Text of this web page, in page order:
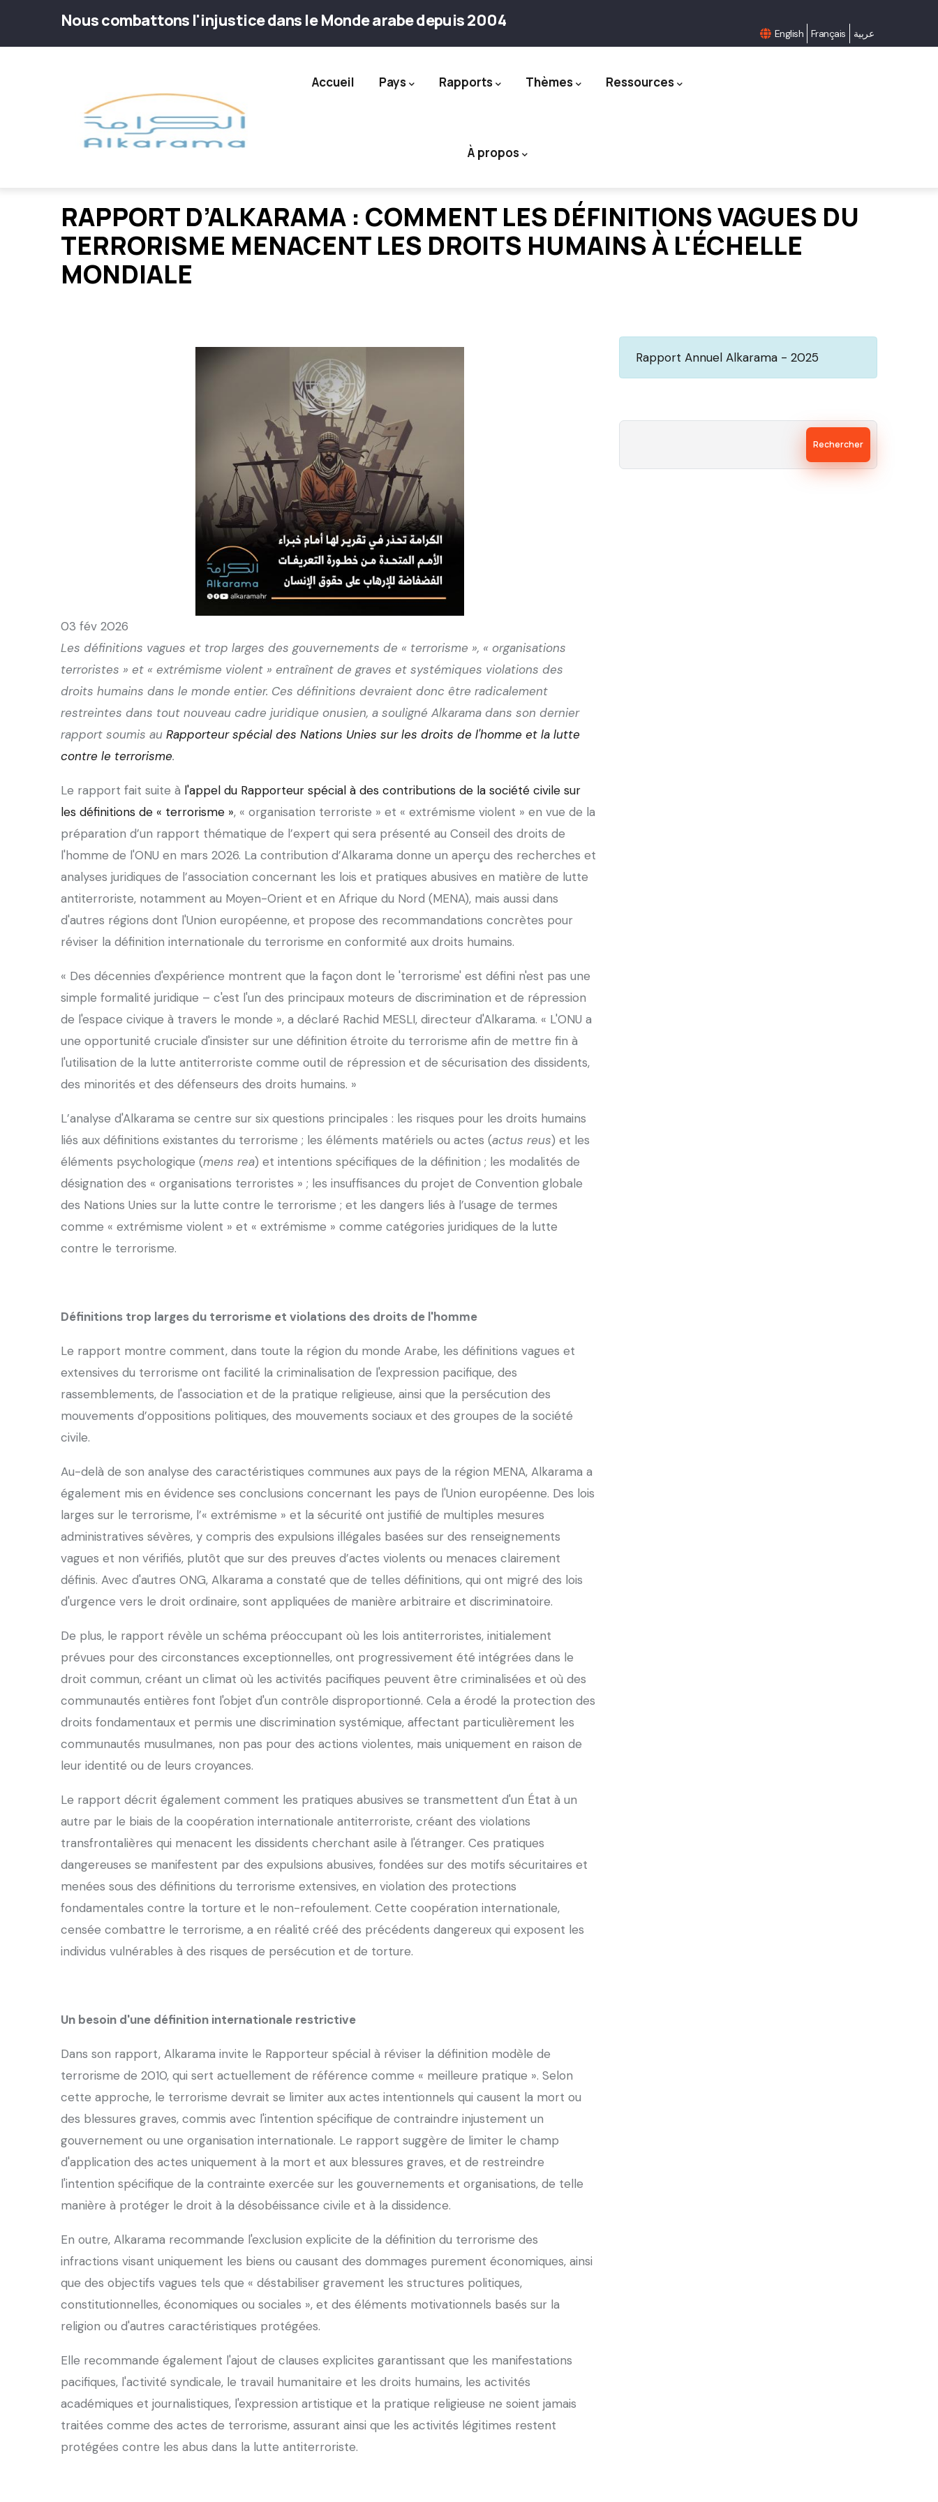
Nous combattons l'injustice dans le Monde arabe depuis 2004
English Français عربية
navigation
Accueil Pays Rapports Thèmes Ressources
À propos
RAPPORT D’ALKARAMA : COMMENT LES DÉFINITIONS VAGUES DU
TERRORISME MENACENT LES DROITS HUMAINS À L'ÉCHELLE
MONDIALE
03 fév 2026
Les définitions vagues et trop larges des gouvernements de « terrorisme », « organisations
terroristes » et « extrémisme violent » entraînent de graves et systémiques violations des
droits humains dans le monde entier. Ces définitions devraient donc être radicalement
restreintes dans tout nouveau cadre juridique onusien, a souligné Alkarama dans son dernier
rapport soumis au Rapporteur spécial des Nations Unies sur les droits de l'homme et la lutte
contre le terrorisme.
Le rapport fait suite à l'appel du Rapporteur spécial à des contributions de la société civile sur
les définitions de « terrorisme », « organisation terroriste » et « extrémisme violent » en vue de la
préparation d’un rapport thématique de l’expert qui sera présenté au Conseil des droits de
l'homme de l'ONU en mars 2026. La contribution d’Alkarama donne un aperçu des recherches et
analyses juridiques de l’association concernant les lois et pratiques abusives en matière de lutte
antiterroriste, notamment au Moyen-Orient et en Afrique du Nord (MENA), mais aussi dans
d'autres régions dont l'Union européenne, et propose des recommandations concrètes pour
réviser la définition internationale du terrorisme en conformité aux droits humains.
« Des décennies d'expérience montrent que la façon dont le 'terrorisme' est défini n'est pas une
simple formalité juridique – c'est l'un des principaux moteurs de discrimination et de répression
de l'espace civique à travers le monde », a déclaré Rachid MESLI, directeur d'Alkarama. « L'ONU a
une opportunité cruciale d'insister sur une définition étroite du terrorisme afin de mettre fin à
l'utilisation de la lutte antiterroriste comme outil de répression et de sécurisation des dissidents,
des minorités et des défenseurs des droits humains. »
L’analyse d'Alkarama se centre sur six questions principales : les risques pour les droits humains
liés aux définitions existantes du terrorisme ; les éléments matériels ou actes (actus reus) et les
éléments psychologique (mens rea) et intentions spécifiques de la définition ; les modalités de
désignation des « organisations terroristes » ; les insuffisances du projet de Convention globale
des Nations Unies sur la lutte contre le terrorisme ; et les dangers liés à l’usage de termes
comme « extrémisme violent » et « extrémisme » comme catégories juridiques de la lutte
contre le terrorisme.
Définitions trop larges du terrorisme et violations des droits de l'homme
Le rapport montre comment, dans toute la région du monde Arabe, les définitions vagues et
extensives du terrorisme ont facilité la criminalisation de l'expression pacifique, des
rassemblements, de l'association et de la pratique religieuse, ainsi que la persécution des
mouvements d’oppositions politiques, des mouvements sociaux et des groupes de la société
civile.
Au-delà de son analyse des caractéristiques communes aux pays de la région MENA, Alkarama a
également mis en évidence ses conclusions concernant les pays de l'Union européenne. Des lois
larges sur le terrorisme, l’« extrémisme » et la sécurité ont justifié de multiples mesures
administratives sévères, y compris des expulsions illégales basées sur des renseignements
vagues et non vérifiés, plutôt que sur des preuves d’actes violents ou menaces clairement
définis. Avec d'autres ONG, Alkarama a constaté que de telles définitions, qui ont migré des lois
d'urgence vers le droit ordinaire, sont appliquées de manière arbitraire et discriminatoire.
De plus, le rapport révèle un schéma préoccupant où les lois antiterroristes, initialement
prévues pour des circonstances exceptionnelles, ont progressivement été intégrées dans le
droit commun, créant un climat où les activités pacifiques peuvent être criminalisées et où des
communautés entières font l'objet d'un contrôle disproportionné. Cela a érodé la protection des
droits fondamentaux et permis une discrimination systémique, affectant particulièrement les
communautés musulmanes, non pas pour des actions violentes, mais uniquement en raison de
leur identité ou de leurs croyances.
Le rapport décrit également comment les pratiques abusives se transmettent d'un État à un
autre par le biais de la coopération internationale antiterroriste, créant des violations
transfrontalières qui menacent les dissidents cherchant asile à l'étranger. Ces pratiques
dangereuses se manifestent par des expulsions abusives, fondées sur des motifs sécuritaires et
menées sous des définitions du terrorisme extensives, en violation des protections
fondamentales contre la torture et le non-refoulement. Cette coopération internationale,
censée combattre le terrorisme, a en réalité créé des précédents dangereux qui exposent les
individus vulnérables à des risques de persécution et de torture.
Un besoin d'une définition internationale restrictive
Dans son rapport, Alkarama invite le Rapporteur spécial à réviser la définition modèle de
terrorisme de 2010, qui sert actuellement de référence comme « meilleure pratique ». Selon
cette approche, le terrorisme devrait se limiter aux actes intentionnels qui causent la mort ou
des blessures graves, commis avec l'intention spécifique de contraindre injustement un
gouvernement ou une organisation internationale. Le rapport suggère de limiter le champ
d'application des actes uniquement à la mort et aux blessures graves, et de restreindre
l'intention spécifique de la contrainte exercée sur les gouvernements et organisations, de telle
manière à protéger le droit à la désobéissance civile et à la dissidence.
En outre, Alkarama recommande l'exclusion explicite de la définition du terrorisme des
infractions visant uniquement les biens ou causant des dommages purement économiques, ainsi
que des objectifs vagues tels que « déstabiliser gravement les structures politiques,
constitutionnelles, économiques ou sociales », et des éléments motivationnels basés sur la
religion ou d'autres caractéristiques protégées.
Elle recommande également l'ajout de clauses explicites garantissant que les manifestations
pacifiques, l'activité syndicale, le travail humanitaire et les droits humains, les activités
académiques et journalistiques, l'expression artistique et la pratique religieuse ne soient jamais
traitées comme des actes de terrorisme, assurant ainsi que les activités légitimes restent
protégées contre les abus dans la lutte antiterroriste.
Rapport Annuel Alkarama - 2025